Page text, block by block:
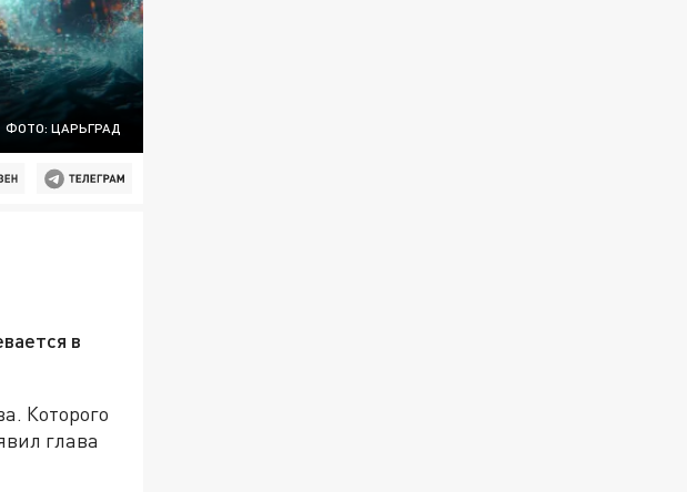
ФОТО: ЦАРЬГРАД
в
Которого
глава